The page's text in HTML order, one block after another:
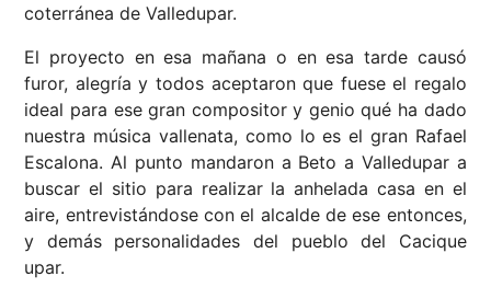
coterránea de Valledupar.
El proyecto en esa mañana o en esa tarde causó
furor, alegría y todos aceptaron que fuese el regalo
ideal para ese gran compositor y genio qué ha dado
nuestra música vallenata, como lo es el gran Rafael
Escalona. Al punto mandaron a Beto a Valledupar a
buscar el sitio para realizar la anhelada casa en el
aire, entrevistándose con el alcalde de ese entonces,
y demás personalidades del pueblo del Cacique
upar.